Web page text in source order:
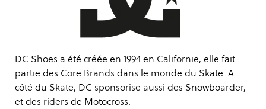
DC Shoes a été créée en 1994 en Californie, elle fait
partie des Core Brands dans le monde du Skate. A
côté du Skate, DC sponsorise aussi des Snowboarder,
et des riders de Motocross.